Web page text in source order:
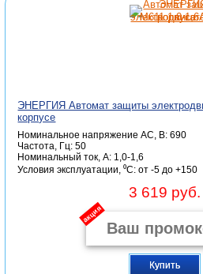
ЭНЕРГИЯ Автомат защиты
корпусе
Номинальное напряжение АС, В: 690
Частота, Гц: 50
Номинальный ток, А: 1,0-1,6
Условия эксплуатации, ⁰С: от -5 до +150
3 619 руб.
акция
Купить